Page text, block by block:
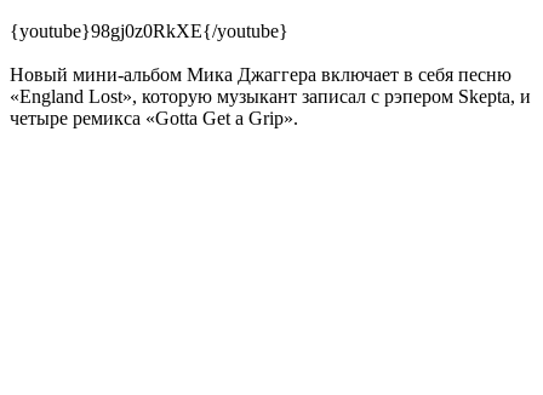
{youtube}98gj0z0RkXE{/youtube}
Новый мини-альбом Мика Джаггера включает в себя песню
«England Lost», которую музыкант записал с рэпером Skepta, и
четыре ремикса «Gotta Get a Grip».